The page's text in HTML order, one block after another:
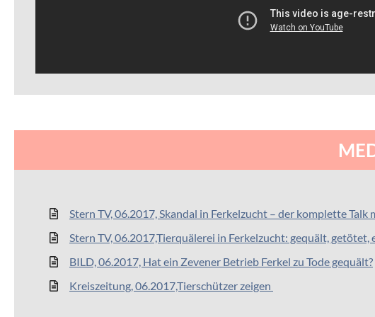
Stern TV, 06.2017, Skandal in Ferkelzucht – der komplette
Stern TV, 06.2017,Tierquälerei in Ferkelzucht: gequält, getötet,
BILD, 06.2017, Hat ein Zevener Betrieb Ferkel zu Tode gequält?
Kreiszeitung, 06.2017,Tierschützer zeigen